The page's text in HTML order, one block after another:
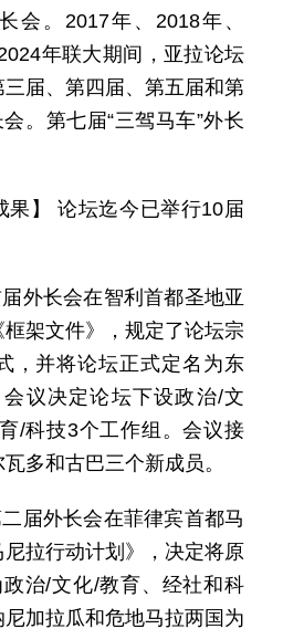
会。2017年、2018年、
年联大期间，亚拉论坛
届、第四届、第五届和第
。第七届“三驾马车”外长
果】 论坛迄今已举行10届
外长会在智利首都圣地亚
架文件》，规定了论坛宗
，并将论坛正式定名为东
议决定论坛下设政治/文
/科技3个工作组。会议接
多和古巴三个新成员。
届外长会在菲律宾首都马
拉行动计划》，决定将原
治/文化/教育、经社和科
加拉瓜和危地马拉两国为